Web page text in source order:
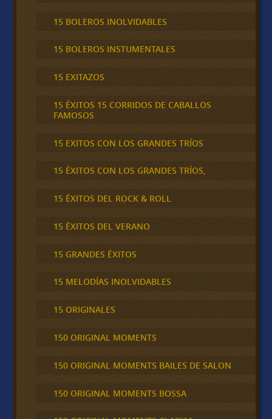
15 BOLEROS INOLVIDABLES
15 BOLEROS INSTUMENTALES
15 EXITAZOS
15 ÉXITOS 15 CORRIDOS DE CABALLOS
FAMOSOS
15 EXITOS CON LOS GRANDES TRÍOS
15 ÉXITOS CON LOS GRANDES TRÍOS,
15 ÉXITOS DEL ROCK & ROLL
15 ÉXITOS DEL VERANO
15 GRANDES ÉXITOS
15 MELODÍAS INOLVIDABLES
15 ORIGINALES
150 ORIGINAL MOMENTS
150 ORIGINAL MOMENTS BAILES DE SALON
150 ORIGINAL MOMENTS BOSSA